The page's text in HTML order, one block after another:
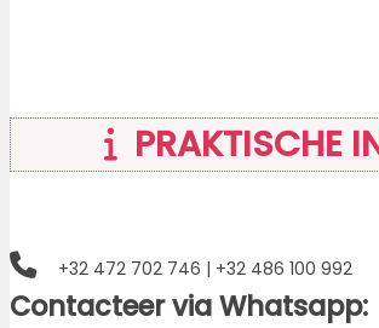
PRAKTISCHE
+32 472 702 746 | +32 486 100 992
Contacteer via Whatsapp: